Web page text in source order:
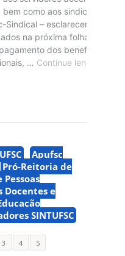
Apufsc
Pró-Reitoria de
Docentes e
SINTUFSC
3 4 5